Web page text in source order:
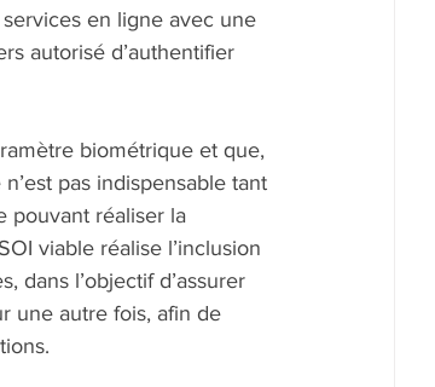
en ligne avec une
autorisé d’authentifier
biométrique et que,
pas indispensable tant
pouvant réaliser la
viable réalise l’inclusion
dans l’objectif d’assurer
une autre fois, afin de